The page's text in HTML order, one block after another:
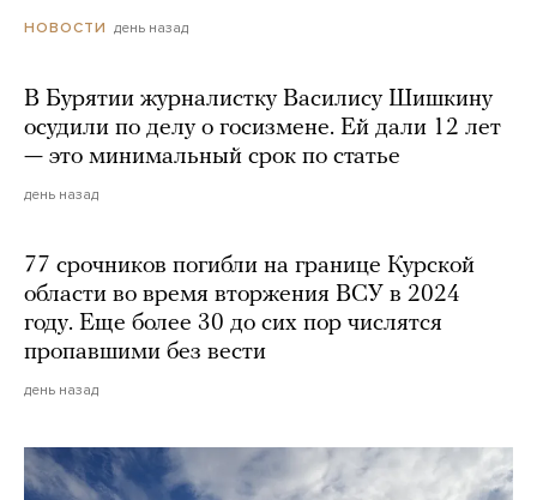
НОВОСТИ день назад
В Бурятии журналистку Василису Шишкину
осудили по делу о госизмене. Ей дали 12 лет
— это минимальный срок по статье
день назад
77 срочников погибли на границе Курской
области во время вторжения ВСУ в 2024
году. Еще более 30 до сих пор числятся
пропавшими без вести
день назад